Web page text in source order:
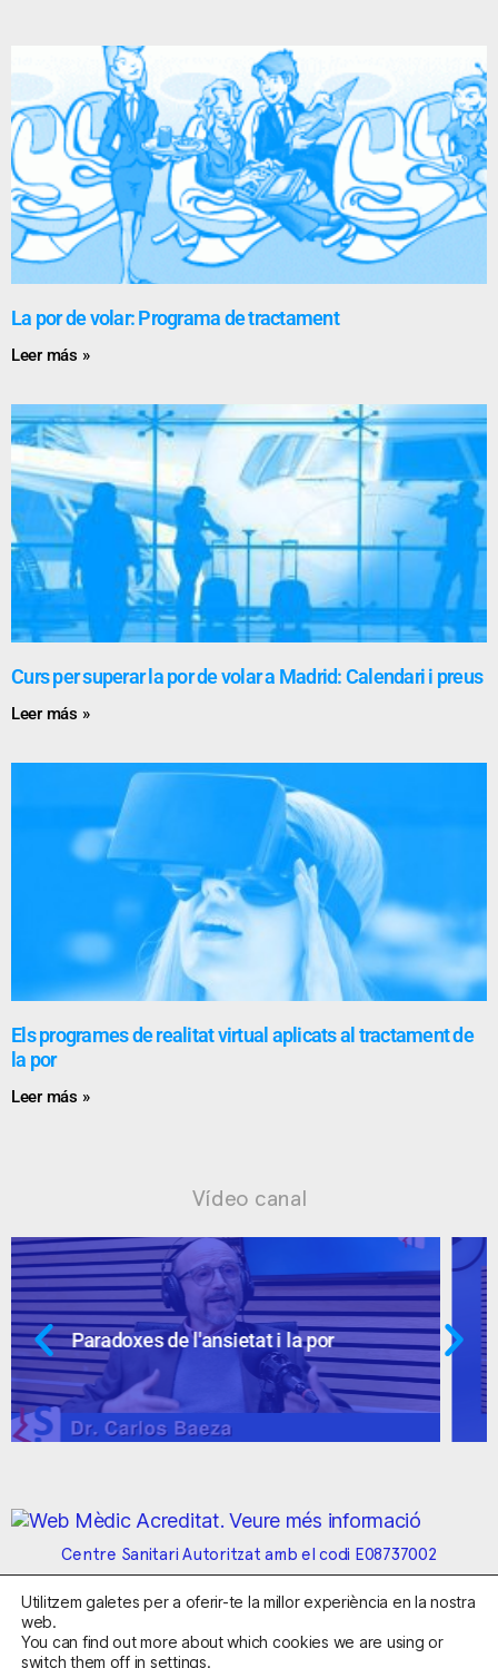
La por de volar: Programa de tractament
Leer más »
Curs per superar la por de volar a Madrid: Calendari i preus
Leer más »
Els programes de realitat virtual aplicats al tractament de
la por
Leer más »
Vídeo canal
Ansietat: supòsits qüestionables
Centre Sanitari Autoritzat amb el codi E08737002
Avís LegalPolítica de Privacitat Política de Cookies
Condicions Generals de Contractació
Utilitzem galetes per a oferir-te la millor experiència en la nostra
web.
You can find out more about which cookies we are using or
switch them off in settings.